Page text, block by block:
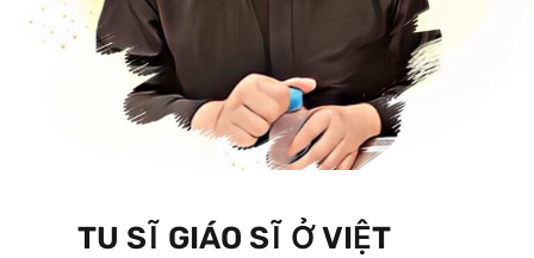
TU SĨ GIÁO SĨ Ở VIỆT